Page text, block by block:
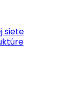
siete